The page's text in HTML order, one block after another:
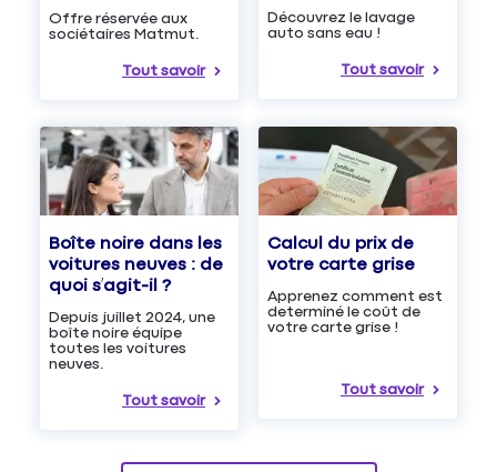
Offre réservée aux
sociétaires Matmut.
Tout savoir
Découvrez le lavage
auto sans eau !
Tout savoir
Boîte noire dans les
voitures neuves : de
quoi s’agit-il ?
Depuis juillet 2024, une
boîte noire équipe
toutes les voitures
neuves.
Tout savoir
Calcul du prix de
votre carte grise
Apprenez comment est
determiné le coût de
votre carte grise !
Tout savoir